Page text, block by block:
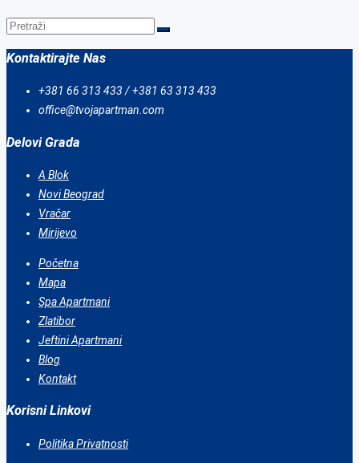
Kontaktirajte Nas
+381 66 313 433 / +381 63 313 433
office@tvojapartman.com
Delovi Grada
A Blok
Novi Beograd
Vračar
Mirijevo
Početna
Mapa
Spa Apartmani
Zlatibor
Jeftini Apartmani
Blog
Kontakt
Korisni Linkovi
Politika Privatnosti